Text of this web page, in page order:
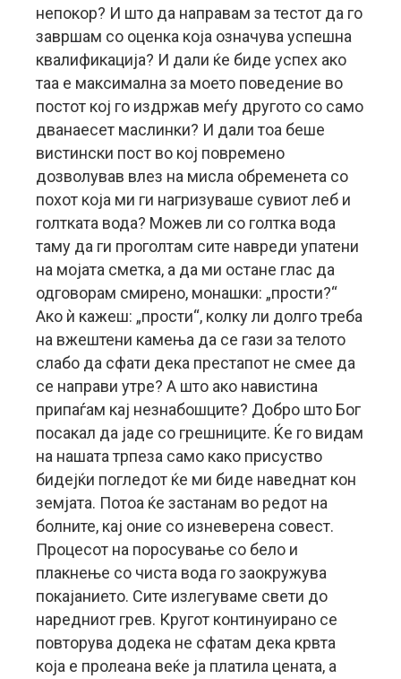
непокор? И што да направам за тестот да го
завршам со оценка која означува успешна
квалификација? И дали ќе биде успех ако
таа е максимална за моето поведение во
постот кој го издржав меѓу другото со само
дванаесет маслинки? И дали тоа беше
вистински пост во кој повремено
дозволував влез на мисла обременета со
похот која ми ги нагризуваше сувиот леб и
голтката вода? Можев ли со голтка вода
таму да ги проголтам сите навреди упатени
на мојата сметка, а да ми остане глас да
одговорам смирено, монашки: „прости?“
Ако ѝ кажеш: „прости“, колку ли долго треба
на вжештени камења да се гази за телото
слабо да сфати дека престапот не смее да
се направи утре? А што ако навистина
припаѓам кај незнабошците? Добро што Бог
посакал да јаде со грешниците. Ќе го видам
на нашата трпеза само како присуство
бидејќи погледот ќе ми биде наведнат кон
земјата. Потоа ќе застанам во редот на
болните, кај оние со изневерена совест.
Процесот на поросување со бело и
плакнење со чиста вода го заокружува
покајанието. Сите излегуваме свети до
наредниот грев. Кругот континуирано се
повторува додека не сфатам дека крвта
која е пролеана веќе ја платила цената, а